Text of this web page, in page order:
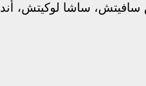
ساشا لوكيتش،